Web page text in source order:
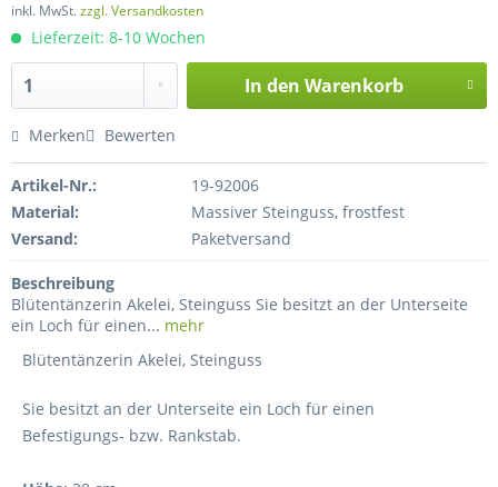
inkl. MwSt.zzgl. Versandkosten
Lieferzeit: 8-10 Wochen
In den Warenkorb
Merken Bewerten
Artikel-Nr.:
19-92006
Material:
Massiver Steinguss, frostfest
Versand:
Paketversand
Beschreibung
Blütentänzerin Akelei, Steinguss Sie besitzt an der Unterseite
ein Loch für einen... mehr
Blütentänzerin Akelei, Steinguss
Sie besitzt an der Unterseite ein Loch für einen
Befestigungs- bzw. Rankstab.